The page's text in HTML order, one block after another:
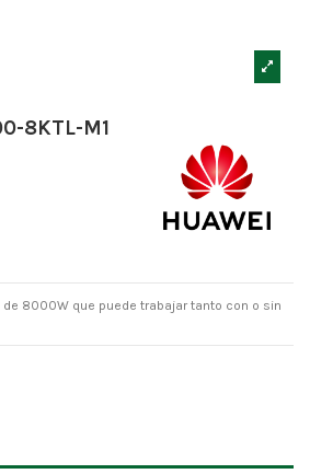
8KTL-M1
8000W que puede trabajar tanto con o sin